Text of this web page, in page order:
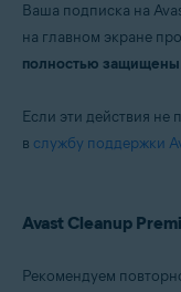
Ваша подписка на
на главном экране
полностью защищены
Если эти действия не
в службу поддержки
Avast Cleanup
Рекомендуем